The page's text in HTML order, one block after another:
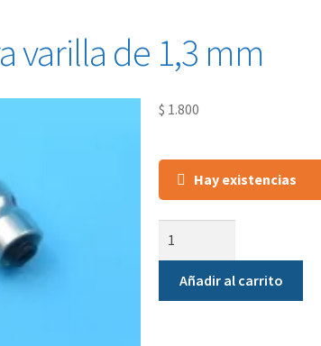
varilla de 1,3 mm
$ 1.800
Hay existencias
Añadir al carrito